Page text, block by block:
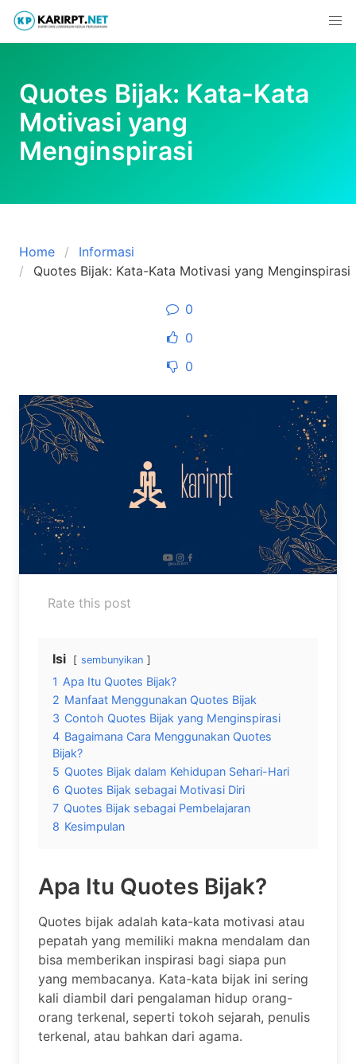
Skip
content
Quotes Bijak: Kata-Kata
Motivasi yang
Menginspirasi
Home
Informasi
Quotes Bijak: Kata-Kata Motivasi yang Menginspirasi
0
0
0
Rate this post
Isi sembunyikan
1 Apa Itu Quotes Bijak?
2 Manfaat Menggunakan Quotes Bijak
3 Contoh Quotes Bijak yang Menginspirasi
4 Bagaimana Cara Menggunakan Quotes
Bijak?
5 Quotes Bijak dalam Kehidupan Sehari-Hari
6 Quotes Bijak sebagai Motivasi Diri
7 Quotes Bijak sebagai Pembelajaran
8 Kesimpulan
Apa Itu Quotes Bijak?
Quotes bijak adalah kata-kata motivasi atau
pepatah yang memiliki makna mendalam dan
bisa memberikan inspirasi bagi siapa pun
yang membacanya. Kata-kata bijak ini sering
kali diambil dari pengalaman hidup orang-
orang terkenal, seperti tokoh sejarah, penulis
terkenal, atau bahkan dari agama.